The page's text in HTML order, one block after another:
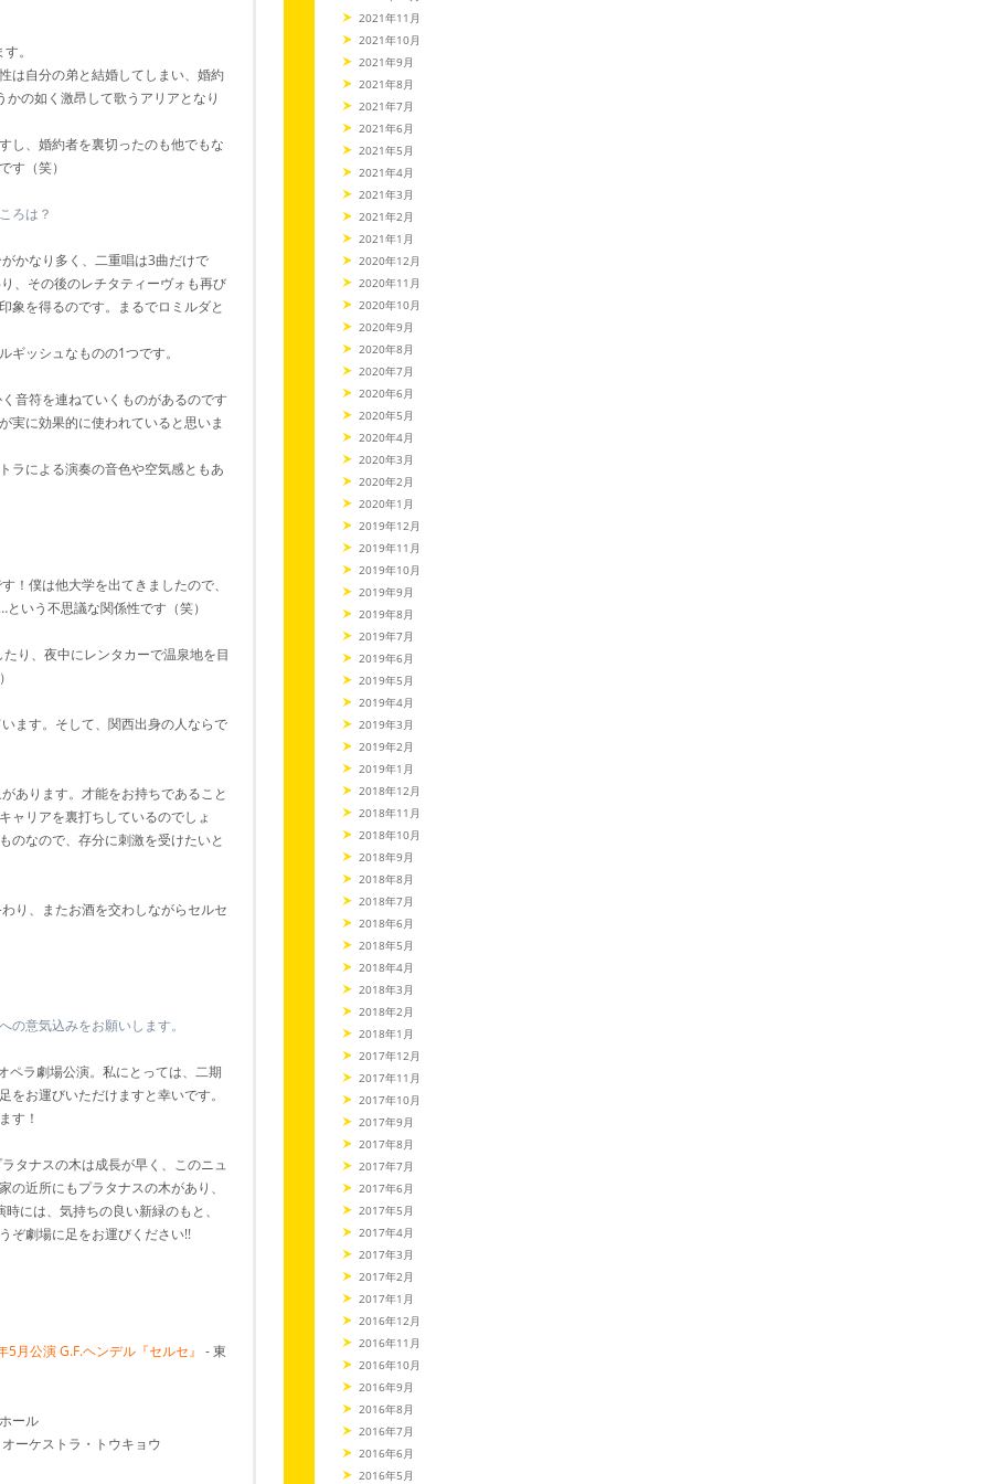
。
は自分の弟と結婚してしまい、婚約
の如く激昂して歌うアリアとなり
し、婚約者を裏切ったのも他でもな
す（笑）
ろは？
かなり多く、二重唱は3曲だけで
、その後のレチタティーヴォも再び
象を得るのです。まるでロミルダと
ッシュなものの1つです。
音符を連ねていくものがあるのです
実に効果的に使われていると思いま
ラによる演奏の音色や空気感ともあ
！僕は他大学を出てきましたので、
いう不思議な関係性です（笑）
り、夜中にレンタカーで温泉地を目
ます。そして、関西出身の人ならで
あります。才能をお持ちであること
ャリアを裏打ちしているのでしょ
のなので、存分に刺激を受けたいと
り、またお酒を交わしながらセルセ
意気込みをお願いします。
ラ劇場公演。私にとっては、二期
お運びいただけますと幸いです。
す！
タナスの木は成長が早く、このニュ
近所にもプラタナスの木があり、
には、気持ちの良い新緑のもと、
ぞ劇場に足をお運びください!!
月公演 G.F.ヘンデル『セルセ』 - 東
ール
ーケストラ・トウキョウ
2021年11月
2021年10月
2021年9月
2021年8月
2021年7月
2021年6月
2021年5月
2021年4月
2021年3月
2021年2月
2021年1月
2020年12月
2020年11月
2020年10月
2020年9月
2020年8月
2020年7月
2020年6月
2020年5月
2020年4月
2020年3月
2020年2月
2020年1月
2019年12月
2019年11月
2019年10月
2019年9月
2019年8月
2019年7月
2019年6月
2019年5月
2019年4月
2019年3月
2019年2月
2019年1月
2018年12月
2018年11月
2018年10月
2018年9月
2018年8月
2018年7月
2018年6月
2018年5月
2018年4月
2018年3月
2018年2月
2018年1月
2017年12月
2017年11月
2017年10月
2017年9月
2017年8月
2017年7月
2017年6月
2017年5月
2017年4月
2017年3月
2017年2月
2017年1月
2016年12月
2016年11月
2016年10月
2016年9月
2016年8月
2016年7月
2016年6月
2016年5月